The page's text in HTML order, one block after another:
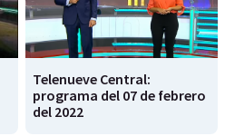
Telenueve Central:
programa del 07 de febrero
del 2022